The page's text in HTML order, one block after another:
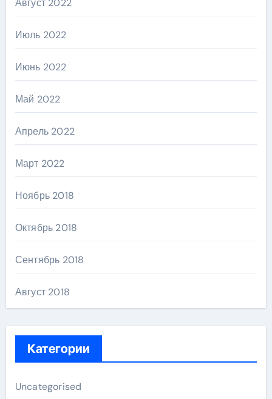
Август 2022
Июль 2022
Июнь 2022
Май 2022
Апрель 2022
Март 2022
Ноябрь 2018
Октябрь 2018
Сентябрь 2018
Август 2018
Категории
Uncategorised